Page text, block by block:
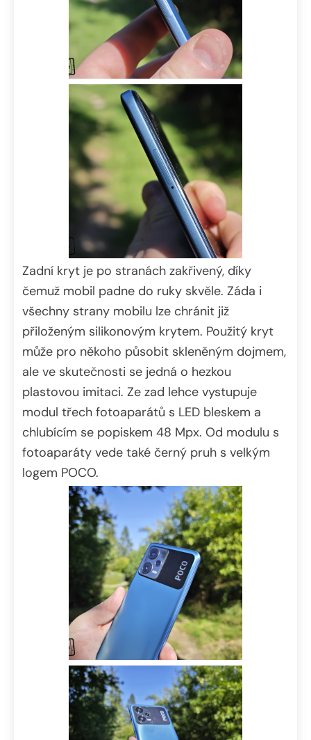
Zadní kryt je po stranách zakřivený, díky
čemuž mobil padne do ruky skvěle. Záda i
všechny strany mobilu lze chránit již
přiloženým silikonovým krytem. Použitý kryt
může pro někoho působit skleněným dojmem,
ale ve skutečnosti se jedná o hezkou
plastovou imitaci. Ze zad lehce vystupuje
modul třech fotoaparátů s LED bleskem a
chlubícím se popiskem 48 Mpx. Od modulu s
fotoaparáty vede také černý pruh s velkým
logem POCO.